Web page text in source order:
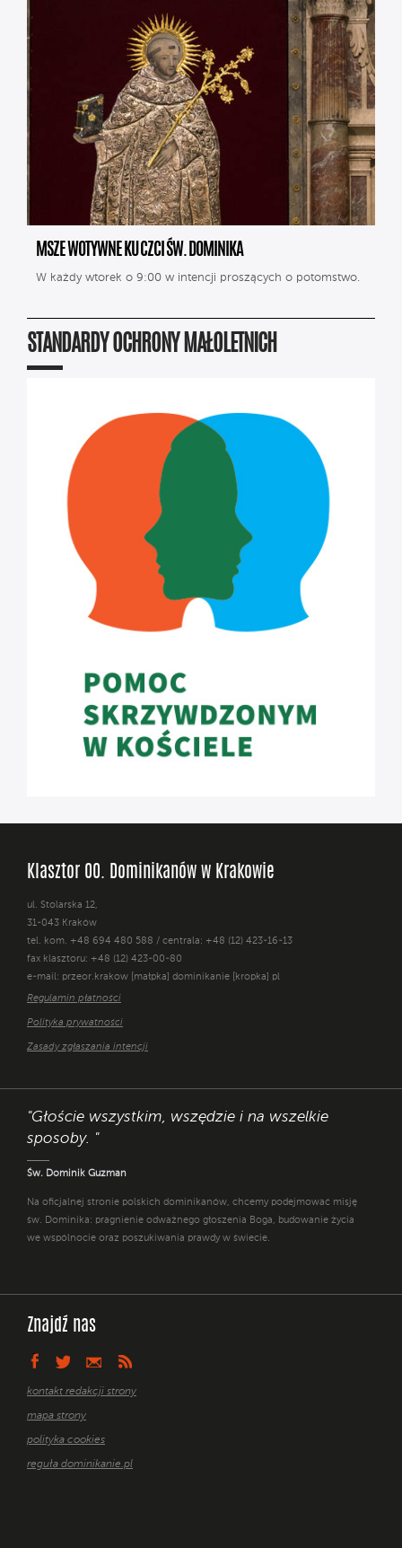
MSZE WOTYWNE KU CZCI ŚW. DOMINIKA
W każdy wtorek o 9:00 w intencji proszących o potomstwo.
STANDARDY OCHRONY MAŁOLETNICH
Klasztor OO. Dominikanów w Krakowie
ul. Stolarska 12,
31-043 Kraków
tel. kom. +48 694 480 588 / centrala: +48 (12) 423-16-13
fax klasztoru: +48 (12) 423-00-80
e-mail: przeor.krakow [małpka] dominikanie [kropka] pl
Regulamin płatności
Polityka prywatności
Zasady zgłaszania intencji
"Głoście wszystkim, wszędzie i na wszelkie
sposoby. "
Św. Dominik Guzman
Na oficjalnej stronie polskich dominikanów, chcemy podejmować misję
św. Dominika: pragnienie odważnego głoszenia Boga, budowanie życia
we wspólnocie oraz poszukiwania prawdy w świecie.
Znajdź nas
kontakt redakcji strony
mapa strony
polityka cookies
reguła dominikanie.pl